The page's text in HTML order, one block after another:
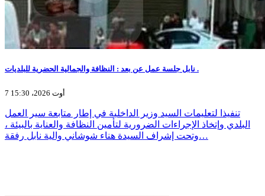
نابل جلسة عمل عن بعد : النظافة والجمالية الحضرية للبلديات .
7 أوت 2026، 15:30
تنفيذا لتعليمات السيد وزير الداخلية في إطار متابعة سير العمل
البلدي وإتخاذ الإجراءات الضرورية لتأمين النظافة والعناية بالبيئة ،
وتحت إشراف السيدة هناء شوشاني والية نابل رفقة…